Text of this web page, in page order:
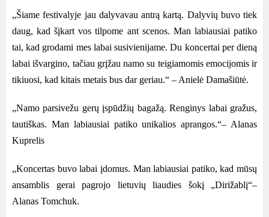
„Šiame festivalyje jau dalyvavau antrą kartą. Dalyvių buvo tiek
daug, kad šįkart vos tilpome ant scenos. Man labiausiai patiko
tai, kad grodami mes labai susivienijame. Du koncertai per dieną
labai išvargino, tačiau grįžau namo su teigiamomis emocijomis ir
tikiuosi, kad kitais metais bus dar geriau.“ – Anielė Damašiūtė.
„Namo parsivežu gerų įspūdžių bagažą. Renginys labai gražus,
tautiškas. Man labiausiai patiko unikalios aprangos.“– Alanas
Kuprelis
„Koncertas buvo labai įdomus. Man labiausiai patiko, kad mūsų
ansamblis gerai pagrojo lietuvių liaudies šokį „Dirižablį“–
Alanas Tomchuk.